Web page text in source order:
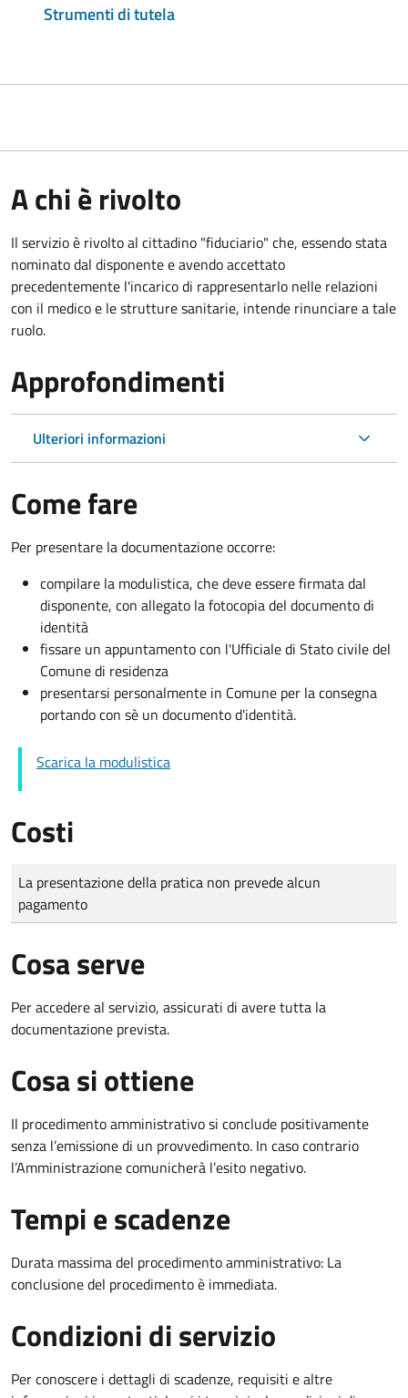
Strumenti di tutela
A chi è rivolto
Il servizio è rivolto al cittadino "fiduciario" che, essendo stata
nominato dal disponente e avendo accettato
precedentemente l'incarico di rappresentarlo nelle relazioni
con il medico e le strutture sanitarie, intende rinunciare a tale
ruolo.
Approfondimenti
Ulteriori informazioni
Come fare
Per presentare la documentazione occorre:
compilare la modulistica, che deve essere firmata dal
disponente, con allegato la fotocopia del documento di
identità
fissare un appuntamento con l'Ufficiale di Stato civile del
Comune di residenza
presentarsi personalmente in Comune per la consegna
portando con sè un documento d'identità.
Scarica la modulistica
Costi
Tipo di pagamento
Importo
La presentazione della pratica non prevede alcun
pagamento
Cosa serve
Per accedere al servizio, assicurati di avere tutta la
documentazione prevista.
Cosa si ottiene
Il procedimento amministrativo si conclude positivamente
senza l’emissione di un provvedimento. In caso contrario
l’Amministrazione comunicherà l’esito negativo.
Tempi e scadenze
Durata massima del procedimento amministrativo: La
conclusione del procedimento è immediata.
Condizioni di servizio
Per conoscere i dettagli di scadenze, requisiti e altre